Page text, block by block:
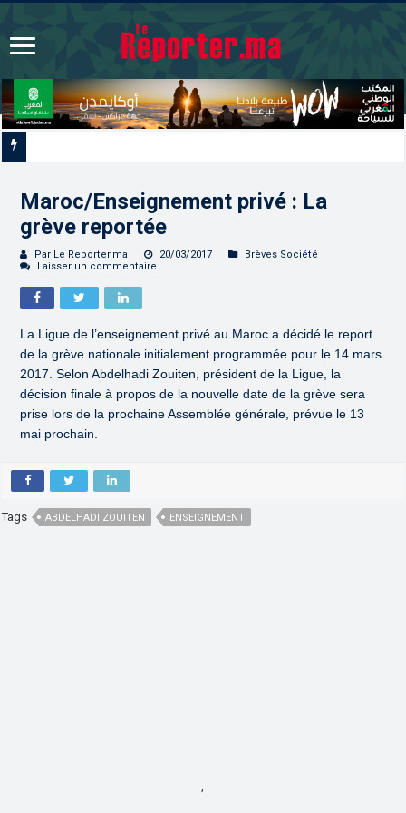
Maroc/Enseignement privé : La
grève reportée
Par Le Reporter.ma 20/03/2017
Brèves Société
Laisser un commentaire
La Ligue de l’enseignement privé au Maroc a décidé le report
de la grève nationale initialement programmée pour le 14 mars
2017. Selon Abdelhadi Zouiten, président de la Ligue, la
décision finale à propos de la nouvelle date de la grève sera
prise lors de la prochaine Assemblée générale, prévue le 13
mai prochain.
Tags ABDELHADI ZOUITEN ENSEIGNEMENT
,